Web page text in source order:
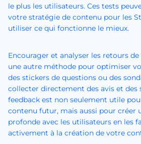
le plus les utilisateurs. Ces tests
votre stratégie de contenu pour les
utiliser ce qui fonctionne le mieux.
Encourager et analyser les retours
une autre méthode pour optimiser
des stickers de questions ou des
collecter directement des avis et des
feedback est non seulement utile
contenu futur, mais aussi pour créer
profonde avec les utilisateurs en les
activement à la création de votre